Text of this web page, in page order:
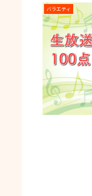
バラエティ